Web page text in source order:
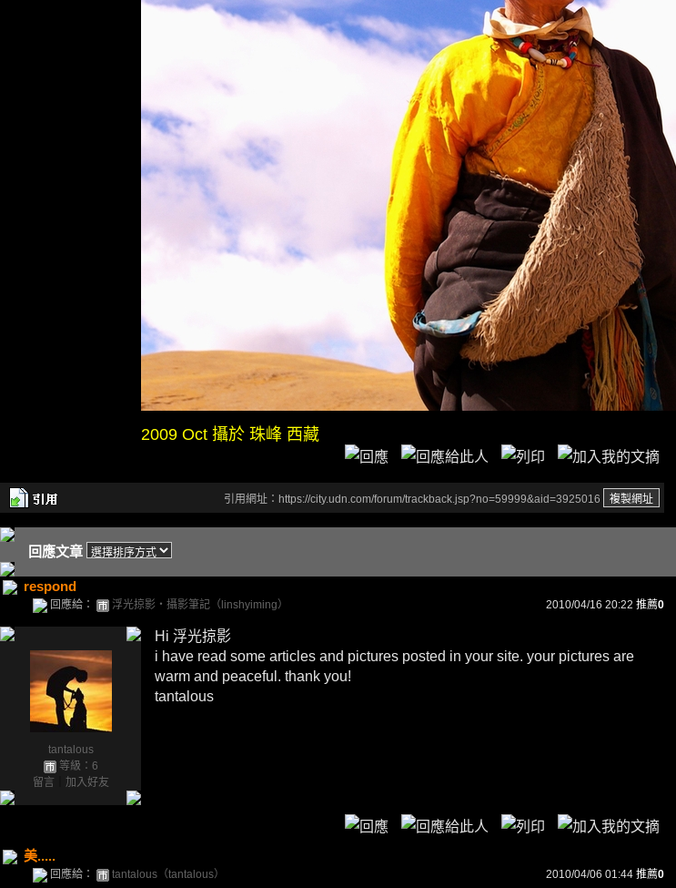
2009 Oct 攝於 珠峰 西藏
引用網址：https://city.udn.com/forum/trackback.jsp?no=59999&aid=3925016
回應文章
respond
回應給： 浮光掠影‧攝影筆記（linshyiming） 2010/04/16 20:22 推薦0
tantalous
等級：6
留言
加入好友
Hi 浮光掠影
i have read some articles and pictures posted in your site. your pictures are
warm and peaceful. thank you!
tantalous
美.....
回應給： tantalous（tantalous） 2010/04/06 01:44 推薦0